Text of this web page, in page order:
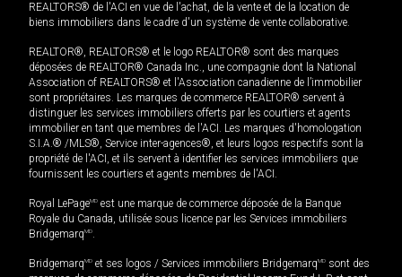
REALTORS® de l'ACI en vue de l'achat, de la vente et de la location de
biens immobiliers dans le cadre d'un système de vente collaborative.
REALTOR®, REALTORS® et le logo REALTOR® sont des marques
déposées de REALTOR® Canada Inc., une compagnie dont la National
Association of REALTORS® et l'Association canadienne de l’immobilier
sont propriétaires. Les marques de commerce REALTOR® servent à
distinguer les services immobiliers offerts par les courtiers et agents
immobilier en tant que membres de l'ACI. Les marques d'homologation
S.I.A.® /MLS®, Service inter-agences®, et leurs logos respectifs sont la
propriété de l'ACI, et ils servent à identifier les services immobiliers que
fournissent les courtiers et agents membres de l'ACI.
Royal LePageMD est une marque de commerce déposée de la Banque
Royale du Canada, utilisée sous licence par les Services immobiliers
BridgemarqMD.
BridgemarqMD et ses logos / Services immobiliers BridgemarqMD sont des